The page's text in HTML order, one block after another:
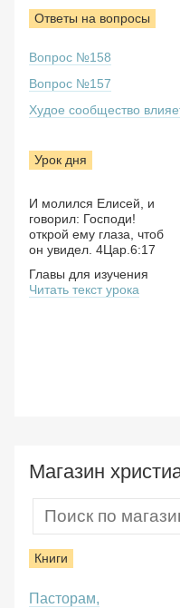
Ответы на вопросы
Вопрос №158
Вопрос №157
Худое сообщество
Урок дня
И молился Елисей, и
говорил: Господи!
открой ему глаза, чтоб
он увидел. 4Цар.6:17
Главы для изучения
Читать текст урока
Магазин
Книги
Пасторам,